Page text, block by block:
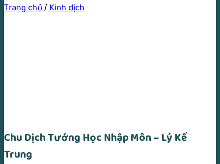
Trang chủ/Kinh dịch
Chu Dịch Tướng Học Nhập Môn – Lý Kế
Trung